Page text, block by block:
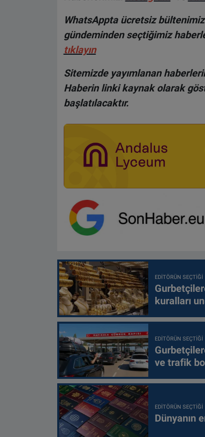
WhatsAppta ücretsiz
gündeminden seçtiğimiz
tıklayın
Sitemizde yayımlanan
Haberin linki kaynak olarak
başlatılacaktır.
EDITÖRÜN SEÇTIĞI
kuralları
EDITÖRÜN SEÇTIĞI
ve trafik
EDITÖRÜN SEÇTIĞI
Dünyanın